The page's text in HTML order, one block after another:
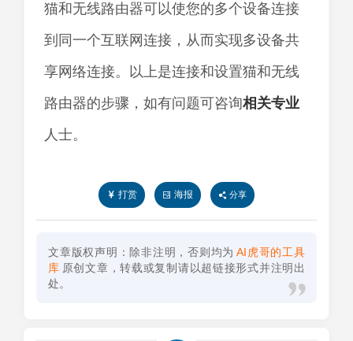
猫和无线路由器可以使您的多个设备连接
到同一个互联网连接，从而实现多设备共
享网络连接。以上是连接和设置猫和无线
路由器的步骤，如有问题可咨询相关专业
人士。
打赏 海报 分享
文章版权声明：除非注明，否则均为 AI虎哥的工具
库 原创文章，转载或复制请以超链接形式并注明出
处。